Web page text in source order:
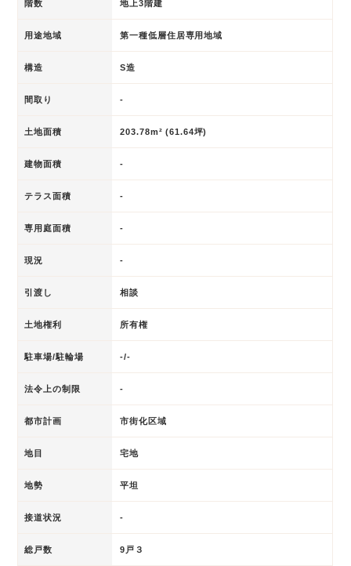
階数 地上3階建
用途地域 第一種低層住居専用地域
構造 S造
間取り -
土地面積 203.78m² (61.64坪)
建物面積 -
テラス面積 -
専用庭面積 -
現況 -
引渡し 相談
土地権利 所有権
駐車場/駐輪場 -/-
法令上の制限 -
都市計画 市街化区域
地目 宅地
地勢 平坦
接道状況 -
総戸数 9戸３